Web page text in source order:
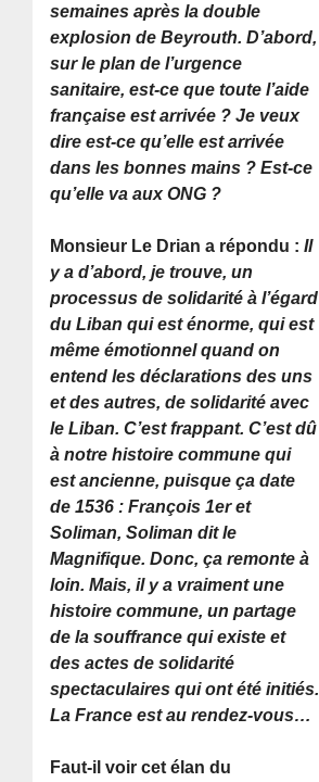
semaines après la double
explosion de Beyrouth. D’abord,
sur le plan de l’urgence
sanitaire, est-ce que toute l’aide
française est arrivée ? Je veux
dire est-ce qu’elle est arrivée
dans les bonnes mains ? Est-ce
qu’elle va aux ONG ?
Monsieur Le Drian a répondu :Il
y a d’abord, je trouve, un
processus de solidarité à l’égard
du Liban qui est énorme, qui est
même émotionnel quand on
entend les déclarations des uns
et des autres, de solidarité avec
le Liban. C’est frappant. C’est dû
à notre histoire commune qui
est ancienne, puisque ça date
de 1536 : François 1er et
Soliman, Soliman dit le
Magnifique. Donc, ça remonte à
loin. Mais, il y a vraiment une
histoire commune, un partage
de la souffrance qui existe et
des actes de solidarité
spectaculaires qui ont été initiés.
La France est au rendez-vous…
Faut-il voir cet élan du